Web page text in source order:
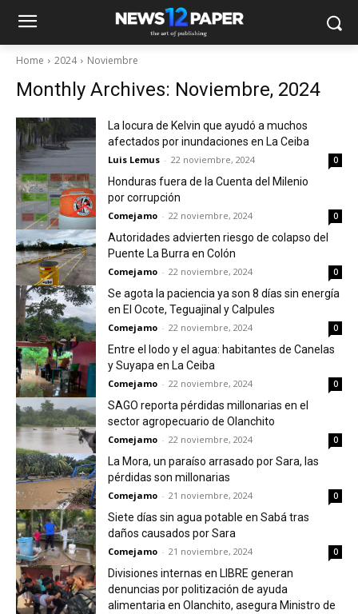
Home 2024 Noviembre
Monthly Archives: Noviembre, 2024
La locura de Kelvin que ayudó a muchos
afectados por inundaciones en La Ceiba
Luis Lemus - 22 noviembre, 2024 0
Honduras fuera de la Cuenta del Milenio
por corrupción
Comejamo - 22 noviembre, 2024 0
Autoridades advierten riesgo de colapso del
Puente La Burra en Colón
Comejamo - 22 noviembre, 2024 0
Se agota la paciencia ya son 8 días sin energía
en El Ocote, Teguajinal y Calpules
Comejamo - 22 noviembre, 2024 0
Entre el lodo y el agua: habitantes de Canelas
y Suyapa en La Ceiba
Comejamo - 22 noviembre, 2024 0
SAGO reporta pérdidas millonarias en el
sector agropecuario de Olanchito
Comejamo - 22 noviembre, 2024 0
La Mora, un paraíso arrasado por Sara, las
pérdidas son millonarias
Comejamo - 21 noviembre, 2024 0
Siete días sin agua potable en Sabá tras
daños causados por Sara
Comejamo - 21 noviembre, 2024 0
Divisiones internas en LIBRE generan
denuncias por politización de ayuda
alimentaria en Olanchito, asegura Ministro de